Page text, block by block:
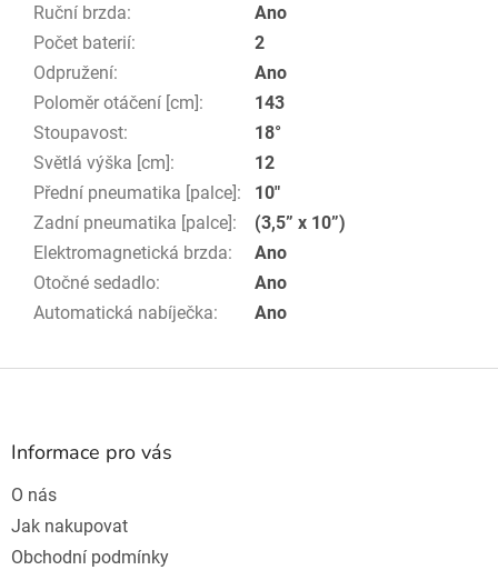
Ruční brzda:
Ano
Počet baterií:
2
Odpružení:
Ano
Poloměr otáčení [cm]:
143
Stoupavost:
18°
Světlá výška [cm]:
12
Přední pneumatika [palce]:
10"
Zadní pneumatika [palce]:
(3,5” x 10”)
Elektromagnetická brzda:
Ano
Otočné sedadlo:
Ano
Automatická nabíječka: Ano
Z
Informace pro vás
O nás
Jak nakupovat
Obchodní podmínky